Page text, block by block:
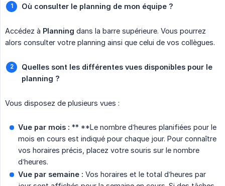
Où consulter le planning de mon équipe ?
Accédez à Planning dans la barre supérieure. Vous pourrez
alors consulter votre planning ainsi que celui de vos collègues.
Quelles sont les différentes vues disponibles pour le
planning ?
Vous disposez de plusieurs vues :
Vue par mois : ** **Le nombre d’heures planifiées pour le
mois en cours est indiqué pour chaque jour. Pour connaître
vos horaires précis, placez votre souris sur le nombre
d’heures.
Vue par semaine : Vos horaires et le total d’heures par